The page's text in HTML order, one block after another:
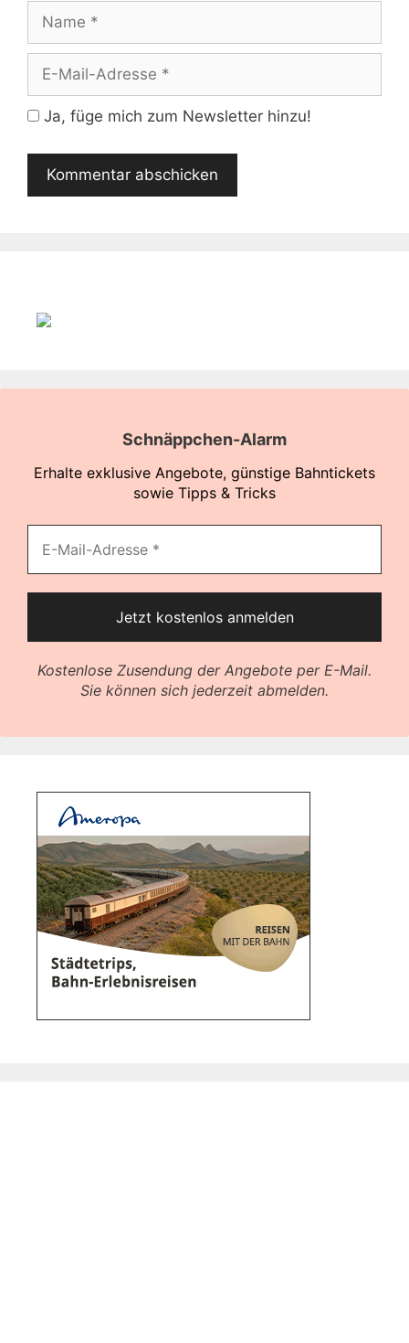
Mail-
Adresse
Ja, füge mich zum Newsletter hinzu!
Schnäppchen-Alarm
Erhalte exklusive Angebote, günstige Bahntickets
sowie Tipps & Tricks
Kostenlose Zusendung der Angebote per E-Mail.
Sie können sich jederzeit abmelden.